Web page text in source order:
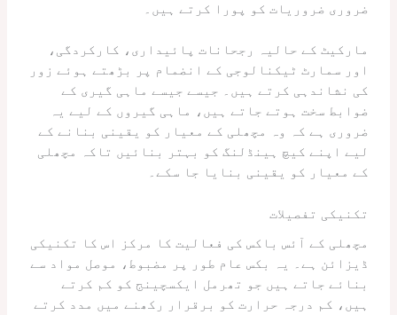
ضروری ضروریات کو پورا کرتے ہیں۔
مارکیٹ کے حالیہ رجحانات پائیداری، کارکردگی،
اور سمارٹ ٹیکنالوجی کے انضمام پر بڑھتے ہوئے زور
کی نشاندہی کرتے ہیں۔ جیسے جیسے ماہی گیری کے
ضوابط سخت ہوتے جاتے ہیں، ماہی گیروں کے لیے یہ
ضروری ہے کہ وہ مچھلی کے معیار کو یقینی بنانے کے
لیے اپنے کیچ ہینڈلنگ کو بہتر بنائیں تاکہ مچھلی
کے معیار کو یقینی بنایا جا سکے۔
تکنیکی تفصیلات
مچھلی کے آئس باکس کی فعالیت کا مرکز اس کا تکنیکی
ڈیزائن ہے۔ یہ بکس عام طور پر مضبوط، موصل مواد سے
بنائے جاتے ہیں جو تھرمل ایکسچینج کو کم کرتے
ہیں، کم درجہ حرارت کو برقرار رکھنے میں مدد کرتے